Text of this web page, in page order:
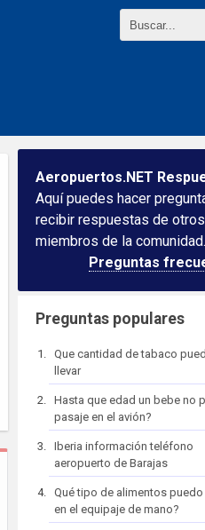
Aeropuertos.NET
Aquí puedes hacer
recibir respuestas de otros
miembros de la comunidad.
Preguntas
Preguntas populares
Que cantidad de tabaco
llevar
Hasta que edad un bebe no
pasaje en el avión?
Iberia información teléfono
aeropuerto de Barajas
Qué tipo de alimentos puedo
en el equipaje de mano?